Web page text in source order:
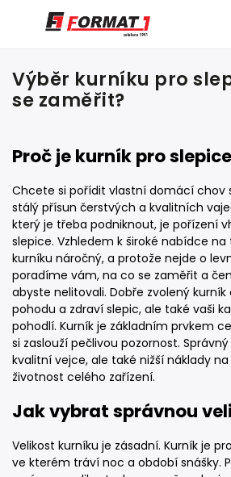
Výběr kurníku pro
se zaměřit?
Proč je kurník pro
Chcete si pořídit vlastní domácí chov
stálý přísun čerstvých a kvalitních
který je třeba podniknout, je pořízení
slepice. Vzhledem k široké nabídce
kurníku náročný, a protože nejde o
poradíme vám, na co se zaměřit a
abyste nelitovali. Dobře zvolený kurník
pohodu a zdraví slepic, ale také vaši
pohodlí. Kurník je základním prvkem
si zaslouží pečlivou pozornost.
kvalitní vejce, ale také nižší náklady
životnost celého zařízení.
Jak vybrat správnou
Velikost kurníku je zásadní. Kurník je
ve kterém tráví noc a období snášky.